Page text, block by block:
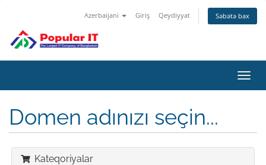
Azerbaijani Giriş Qeydiyyat Səbətə bax
keçid
Domen adınızı seçin...
Kateqoriyalar